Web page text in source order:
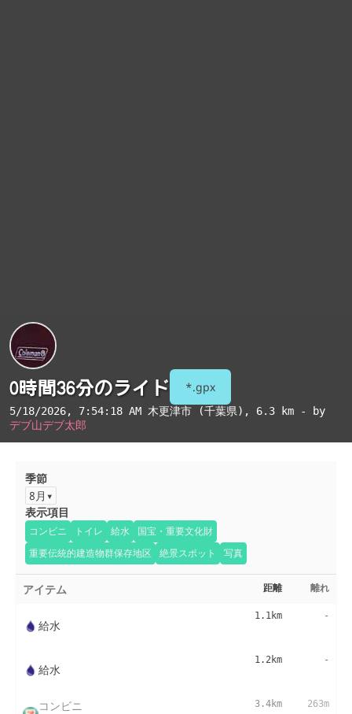
0時間36分のライド *.gpx
5/18/2026, 7:54:18 AM 木更津市 (千葉県) , 6.3 km - by
デブ山デブ太郎
季節
8月
表示項目
コンビニ トイレ 給水
国宝・重要文化財
重要伝統的建造物群保存地区
絶景スポット 写真
アイテム 距離 離れ
給水
1.1km -
給水
1.2km -
コンビニ 3.4km 263m